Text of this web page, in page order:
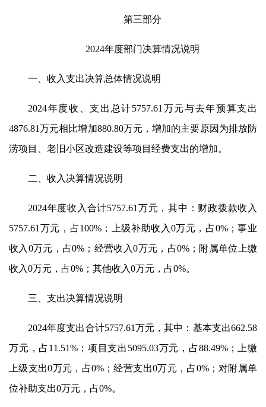
第三部分
2024年度部门决算情况说明
一、收入支出决算总体情况说明
2024年度收、支出总计5757.61万元与去年预算支出
4876.81万元相比增加880.80万元，增加的主要原因为排放防
涝项目、老旧小区改造建设等项目经费支出的增加。
二、收入决算情况说明
2024年度收入合计5757.61万元，其中：财政拨款收入
5757.61万元，占100%；上级补助收入0万元，占0%；事业
收入0万元，占0%；经营收入0万元，占0%；附属单位上缴
收入0万元，占0%；其他收入0万元，占0%。
三、支出决算情况说明
2024年度支出合计5757.61万元，其中：基本支出662.58
万元，占11.51%；项目支出5095.03万元，占88.49%；上缴
上级支出0万元，占0%；经营支出0万元，占0%；对附属单
位补助支出0万元，占0%。